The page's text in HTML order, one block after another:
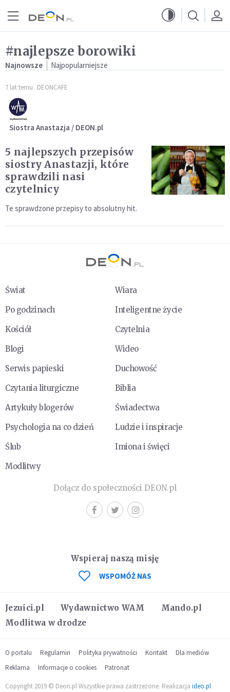
#najlepsze borowiki
Najnowsze Najpopularniejsze
7 lat temu DEONCAFE
Siostra Anastazja / DEON.pl
5 najlepszych przepisów
siostry Anastazji, które
sprawdzili nasi
czytelnicy
Te sprawdzone przepisy to absolutny hit.
Świat
Wiara
Po godzinach
Inteligentne życie
Kościół
Czytelnia
Blogi
Wideo
Serwis papieski
Duchowość
Czytania liturgiczne
Biblia
Artykuły blogerów
Świadectwa
Psychologia na co dzień
Ludzie i inspiracje
Ślub
Imiona i święci
Modlitwy
Dołącz do społeczności DEON.pl
Jezuici.pl Wydawnictwo WAM
Mando.pl
Modlitwa w drodze
Wspieraj naszą misję
WSPOMÓŻ NAS
O portalu Regulamin Polityka prywatności Kontakt
Dla mediów
Reklama
Informacje o cookies Patronat
Copyright 2019 © Deon.pl Wszystkie prawa zastrzeżone. Realizacja ideo.pl